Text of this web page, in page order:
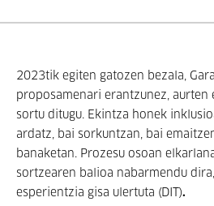
2023tik egiten gatozen bezala,
proposamenari erantzunez,
sortu ditugu. Ekintza honek
ardatz, bai sorkuntzan, bai
banaketan. Prozesu osoan
sortzearen balioa nabarmendu
esperientzia gisa ulertuta (DIT).